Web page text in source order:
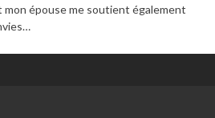
mon épouse me soutient également